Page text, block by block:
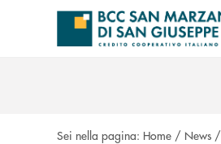
Salta al contenuto principale
Sei nella pagina: Home / News /